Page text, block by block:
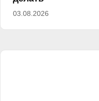
03.08.2026